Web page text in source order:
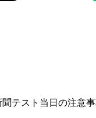
聞テスト当日の注意